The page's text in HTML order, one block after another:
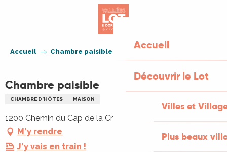
Accueil
Découvrir le Lot
Villes et
Plus beaux
Accueil Chambre paisible
Chambre paisible
CHAMBRE D'HÔTES MAISON
1200 Chemin du Cap de la Croix Noire, 46090 Mercuès
M'y rendre
J'y vais en train !